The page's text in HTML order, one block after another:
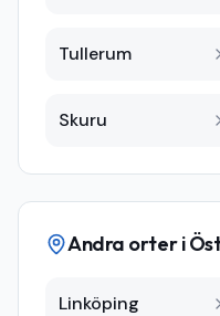
Tullerum
Skuru
Andra orter i
Linköping